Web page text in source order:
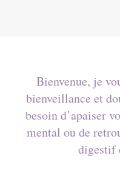
Bienvenue, je
bienveillance et
besoin d’apaiser
mental ou de
digestif